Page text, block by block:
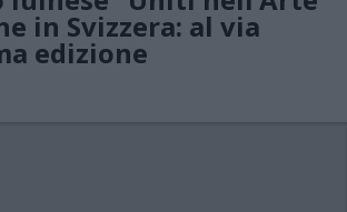
in Svizzera: al via
edizione